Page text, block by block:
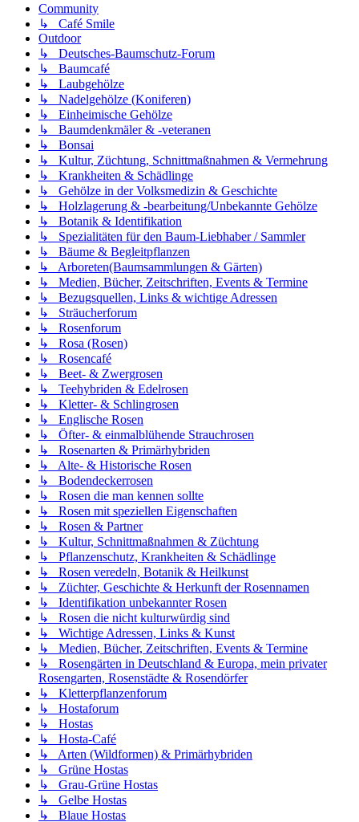
Community
↳ Café Smile
Outdoor
↳ Deutsches-Baumschutz-Forum
↳ Baumcafé
↳ Laubgehölze
↳ Nadelgehölze (Koniferen)
↳ Einheimische Gehölze
↳ Baumdenkmäler & -veteranen
↳ Bonsai
↳ Kultur, Züchtung, Schnittmaßnahmen & Vermehrung
↳ Krankheiten & Schädlinge
↳ Gehölze in der Volksmedizin & Geschichte
↳ Holzlagerung & -bearbeitung/Unbekannte Gehölze
↳ Botanik & Identifikation
↳ Spezialitäten für den Baum-Liebhaber / Sammler
↳ Bäume & Begleitpflanzen
↳ Arboreten(Baumsammlungen & Gärten)
↳ Medien, Bücher, Zeitschriften, Events & Termine
↳ Bezugsquellen, Links & wichtige Adressen
↳ Sträucherforum
↳ Rosenforum
↳ Rosa (Rosen)
↳ Rosencafé
↳ Beet- & Zwergrosen
↳ Teehybriden & Edelrosen
↳ Kletter- & Schlingrosen
↳ Englische Rosen
↳ Öfter- & einmalblühende Strauchrosen
↳ Rosenarten & Primärhybriden
↳ Alte- & Historische Rosen
↳ Bodendeckerrosen
↳ Rosen die man kennen sollte
↳ Rosen mit speziellen Eigenschaften
↳ Rosen & Partner
↳ Kultur, Schnittmaßnahmen & Züchtung
↳ Pflanzenschutz, Krankheiten & Schädlinge
↳ Rosen veredeln, Botanik & Heilkunst
↳ Züchter, Geschichte & Herkunft der Rosennamen
↳ Identifikation unbekannter Rosen
↳ Rosen die nicht kulturwürdig sind
↳ Wichtige Adressen, Links & Kunst
↳ Medien, Bücher, Zeitschriften, Events & Termine
↳ Rosengärten in Deutschland & Europa, mein privater
Rosengarten, Rosenstädte & Rosendörfer
↳ Kletterpflanzenforum
↳ Hostaforum
↳ Hostas
↳ Hosta-Café
↳ Arten (Wildformen) & Primärhybriden
↳ Grüne Hostas
↳ Grau-Grüne Hostas
↳ Gelbe Hostas
↳ Blaue Hostas